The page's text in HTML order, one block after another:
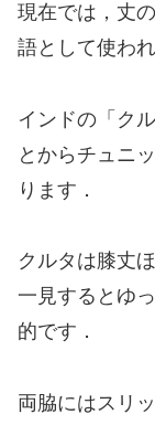
現在では，丈
語として使わ
インドの「ク
とからチュニ
ります．
クルタは膝丈
一見するとゆ
的です．
両脇にはスリ